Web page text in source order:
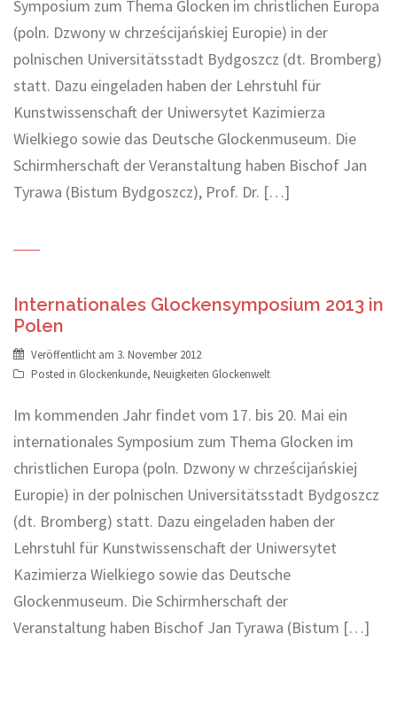
Symposium zum Thema Glocken im christlichen Europa
(poln. Dzwony w chrześcijańskiej Europie) in der
polnischen Universitätsstadt Bydgoszcz (dt. Bromberg)
statt. Dazu eingeladen haben der Lehrstuhl für
Kunstwissenschaft der Uniwersytet Kazimierza
Wielkiego sowie das Deutsche Glockenmuseum. Die
Schirmherschaft der Veranstaltung haben Bischof Jan
Tyrawa (Bistum Bydgoszcz), Prof. Dr. […]
Internationales Glockensymposium 2013 in
Polen
Veröffentlicht am 3. November 2012
Posted in Glockenkunde, Neuigkeiten Glockenwelt
Im kommenden Jahr findet vom 17. bis 20. Mai ein
internationales Symposium zum Thema Glocken im
christlichen Europa (poln. Dzwony w chrześcijańskiej
Europie) in der polnischen Universitätsstadt Bydgoszcz
(dt. Bromberg) statt. Dazu eingeladen haben der
Lehrstuhl für Kunstwissenschaft der Uniwersytet
Kazimierza Wielkiego sowie das Deutsche
Glockenmuseum. Die Schirmherschaft der
Veranstaltung haben Bischof Jan Tyrawa (Bistum […]